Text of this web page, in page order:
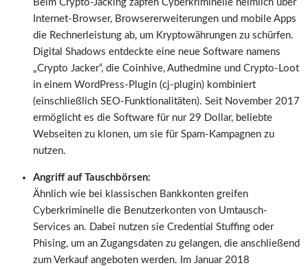
Beim Crypto-Jacking zapfen Cyberkriminelle heimlich über
Internet-Browser, Browsererweiterungen und mobile Apps
die Rechnerleistung ab, um Kryptowährungen zu schürfen.
Digital Shadows entdeckte eine neue Software namens
„Crypto Jacker“, die Coinhive, Authedmine und Crypto-Loot
in einem WordPress-Plugin (cj-plugin) kombiniert
(einschließlich SEO-Funktionalitäten). Seit November 2017
ermöglicht es die Software für nur 29 Dollar, beliebte
Webseiten zu klonen, um sie für Spam-Kampagnen zu
nutzen.
Angriff auf Tauschbörsen:
Ähnlich wie bei klassischen Bankkonten greifen
Cyberkriminelle die Benutzerkonten von Umtausch-
Services an. Dabei nutzen sie Credential Stuffing oder
Phising, um an Zugangsdaten zu gelangen, die anschließend
zum Verkauf angeboten werden. Im Januar 2018